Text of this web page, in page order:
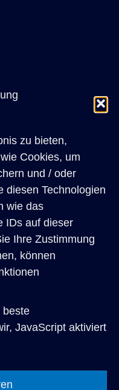
zu bieten,
Cookies, um
und / oder
diesen Technologien
wie das
IDs auf dieser
Ihre Zustimmung
können
beste
JavaScript aktiviert